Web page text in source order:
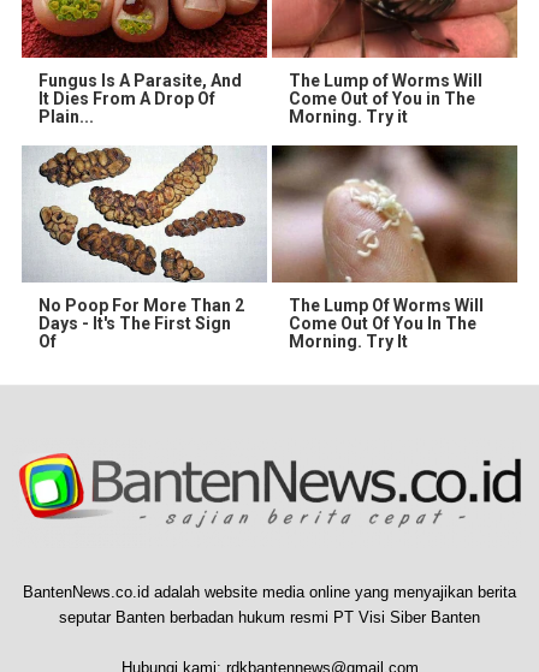
Fungus Is A Parasite, And
It Dies From A Drop Of
Plain...
The Lump of Worms Will
Come Out of You in The
Morning. Try it
No Poop For More Than 2
Days - It's The First Sign
Of
The Lump Of Worms Will
Come Out Of You In The
Morning. Try It
BantenNews.co.id adalah website media online yang menyajikan berita
seputar Banten berbadan hukum resmi PT Visi Siber Banten
Hubungi kami: rdkbantennews@gmail.com